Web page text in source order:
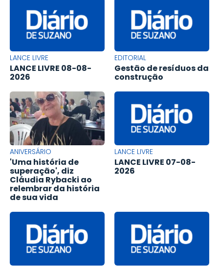
LANCE LIVRE
LANCE LIVRE 08-08-
2026
EDITORIAL
Gestão de resíduos da
construção
ANIVERSÁRIO
'Uma história de
superação', diz
Cláudia Rybacki ao
relembrar da história
de sua vida
LANCE LIVRE
LANCE LIVRE 07-08-
2026